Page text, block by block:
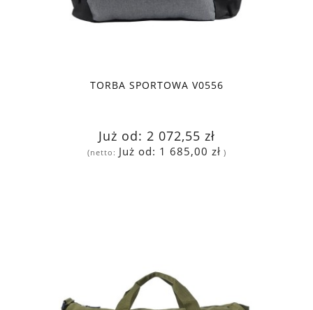
TORBA SPORTOWA V0556
Już od: 2 072,55 zł
(netto: Już od: 1 685,00 zł )